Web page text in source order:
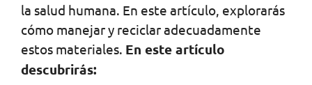
la salud humana. En este artículo, explorarás
cómo manejar y reciclar adecuadamente
estos materiales. En este artículo
descubrirás: